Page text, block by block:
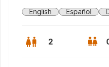
English Español
2